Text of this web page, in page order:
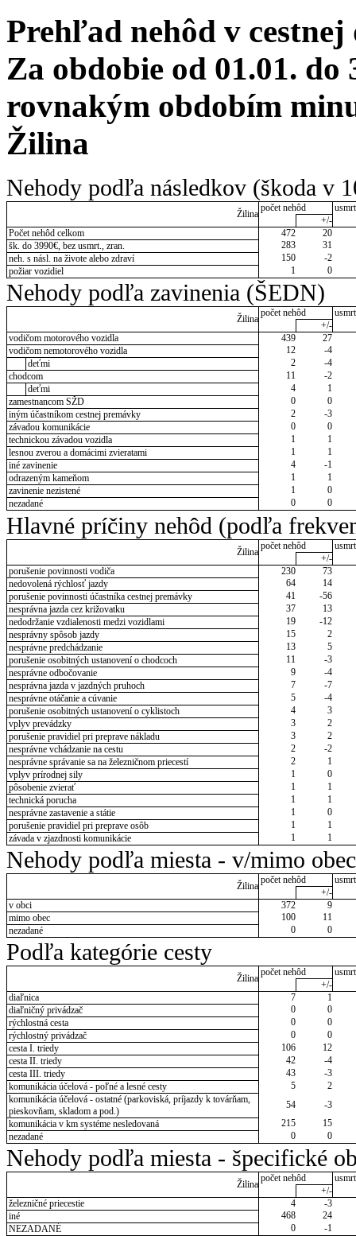
Prehľad nehôd v cestnej
Za obdobie od 01.01. do
rovnakým obdobím
Žilina
Nehody podľa následkov (škoda v
Žilina
počet nehôd
+/-
Počet nehôd celkom
472
20
šk. do 3990€, bez usmrt., zran.
283
31
neh. s násl. na živote alebo zdraví
150
-2
požiar vozidiel
1 0
Nehody podľa zavinenia (ŠEDN)
Žilina
počet nehôd
+/-
vodičom motorového vozidla
439
27
vodičom nemotorového vozidla
12
-4
deťmi
2
-4
chodcom
11
-2
deťmi
4
1
zamestnancom SŽD
0
0
iným účastníkom cestnej premávky
2
-3
závadou komunikácie
0
0
technickou závadou vozidla
1
1
lesnou zverou a domácimi zvieratami
1
1
iné zavinenie
4
-1
odrazeným kameňom
1
1
zavinenie nezistené
1
0
nezadané
0 0
Hlavné príčiny nehôd (podľa
Žilina
počet nehôd
+/-
porušenie povinnosti vodiča
230
73
nedovolená rýchlosť jazdy
64
14
porušenie povinnosti účastníka cestnej premávky
41
-56
nesprávna jazda cez križovatku
37
13
nedodržanie vzdialenosti medzi vozidlami
19
-12
nesprávny spôsob jazdy
15
2
nesprávne predchádzanie
13
5
porušenie osobitných ustanovení o chodcoch
11
-3
nesprávne odbočovanie
9
-4
nesprávna jazda v jazdných pruhoch
7
-7
nesprávne otáčanie a cúvanie
5
-4
porušenie osobitných ustanovení o cyklistoch
4
3
vplyv prevádzky
3
2
porušenie pravidiel pri preprave nákladu
3
2
nesprávne vchádzanie na cestu
2
-2
nesprávne správanie sa na železničnom priecestí
2
1
vplyv prírodnej sily
1
0
pôsobenie zvierať
1
1
technická porucha
1
1
nesprávne zastavenie a státie
1
0
porušenie pravidiel pri preprave osôb
1
1
závada v zjazdnosti komunikácie
1 1
Nehody podľa miesta - v/mimo obec
Žilina
počet nehôd
+/-
v obci
372
9
mimo obec
100
11
nezadané
0 0
Podľa kategórie cesty
Žilina
počet nehôd
+/-
diaľnica
7
1
diaľničný privádzač
0
0
rýchlostná cesta
0
0
rýchlostný privádzač
0
0
cesta I. triedy
106
12
cesta II. triedy
42
-4
cesta III. triedy
43
-3
komunikácia účelová - poľné a lesné cesty
5
2
komunikácia účelová - ostatné (parkoviská, príjazdy k továrňam,
pieskovňam, skladom a pod.)
54
-3
komunikácia v km systéme nesledovaná
215
15
nezadané
0 0
Nehody podľa miesta - špecifické
Žilina
počet nehôd
+/-
železničné priecestie
4
-3
iné
468
24
NEZADANÉ
0 -1